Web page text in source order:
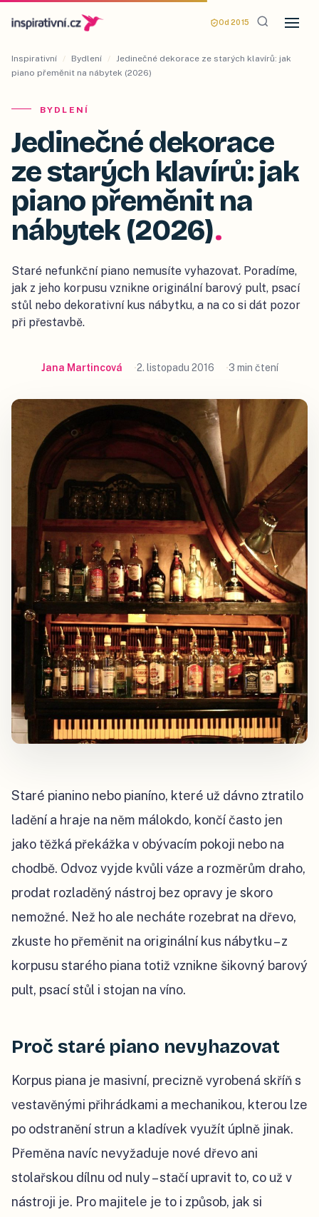
Od 2015
Inspirativní / Bydlení / Jedinečné dekorace ze starých klavírů: jak
piano přeměnit na nábytek (2026)
BYDLENÍ
Jedinečné dekorace
ze starých klavírů: jak
piano přeměnit na
nábytek (2026).
Staré nefunkční piano nemusíte vyhazovat. Poradíme,
jak z jeho korpusu vznikne originální barový pult, psací
stůl nebo dekorativní kus nábytku, a na co si dát pozor
při přestavbě.
Jana Martincová 2. listopadu 2016 3 min čtení
Staré pianino nebo pianíno, které už dávno ztratilo
ladění a hraje na něm málokdo, končí často jen
jako těžká překážka v obývacím pokoji nebo na
chodbě. Odvoz vyjde kvůli váze a rozměrům draho,
prodat rozladěný nástroj bez opravy je skoro
nemožné. Než ho ale necháte rozebrat na dřevo,
zkuste ho přeměnit na originální kus nábytku – z
korpusu starého piana totiž vznikne šikovný barový
pult, psací stůl i stojan na víno.
Proč staré piano nevyhazovat
Korpus piana je masivní, precizně vyrobená skříň s
vestavěnými přihrádkami a mechanikou, kterou lze
po odstranění strun a kladívek využít úplně jinak.
Přeměna navíc nevyžaduje nové dřevo ani
stolařskou dílnu od nuly – stačí upravit to, co už v
nástroji je. Pro majitele je to i způsob, jak si